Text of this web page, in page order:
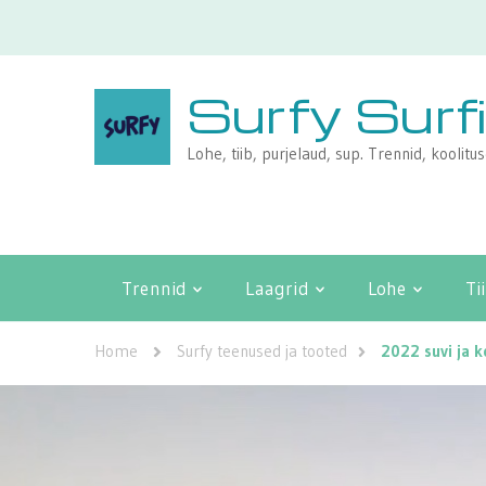
Surfy
Lohe, tiib, purjelaud, sup. Trennid,
Trennid Laagrid Lohe
Home Surfy teenused ja tooted 2022 suvi ja